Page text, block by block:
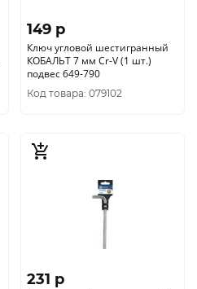
149 p
Ключ угловой шестигранный
КОБАЛЬТ 7 мм Cr-V (1 шт.)
подвес 649-790
Код товара: 079102
231 p